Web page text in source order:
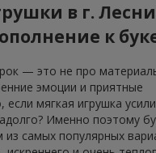
в г.
к
— это не про
эмоции и приятные
мягкая игрушка
Именно поэтому
из самых популярных